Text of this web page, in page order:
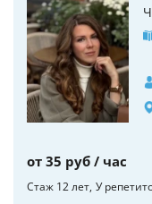
от 35 руб / час
Стаж 12 лет У